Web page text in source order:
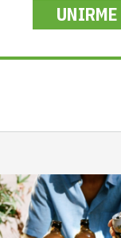
UNIRME